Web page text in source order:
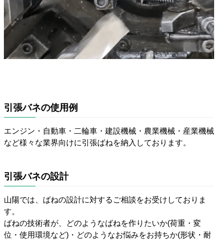
引張バネの使用例
エンジン・自動車・二輪車・建設機械・農業機械・産業機械
など様々な業界向けに引張ばねを納入しております。
引張バネの設計
山陽では、ばねの設計に対するご相談をお受けしておりま
す。
ばねの技術者が、どのようなばねを作りたいか(荷重・変
位・使用環境など)・どのようなお悩みをお持ちか(形状・耐